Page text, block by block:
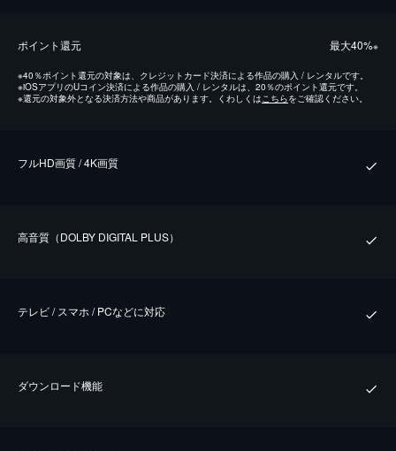
ポイント還元 最⼤40%※
※40％ポイント還元の対象は、クレジットカード決済による作品の購入 / レンタルです。
※iOSアプリのUコイン決済による作品の購入 / レンタルは、20％のポイント還元です。
※還元の対象外となる決済方法や商品があります。くわしくはこちらをご確認ください。
フルHD画質 / 4K画質
⾼⾳質（DOLBY DIGITAL PLUS）
テレビ / スマホ / PCなどに対応
ダウンロード機能